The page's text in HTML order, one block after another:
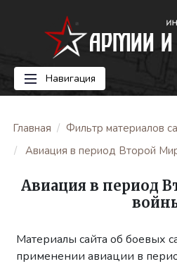
Навигация
Главная
Фильтр материалов
Авиация в период Второй
Авиация в период
Материалы сайта об боевых
применении авиации в